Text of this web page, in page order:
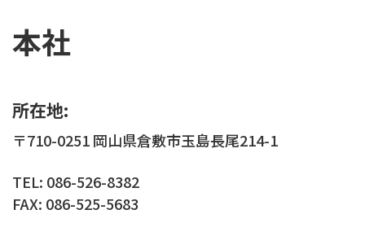
本社
所在地:
〒710-0251 岡山県倉敷市玉島長尾214-1
TEL: 086-526-8382
FAX: 086-525-5683